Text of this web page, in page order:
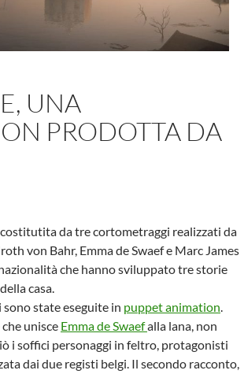
UNA
PRODOTTA DA
da tre cortometraggi realizzati da
von Bahr, Emma de Swaef e Marc James
che hanno sviluppato tre storie
casa.
state eseguite in puppet animation.
unisce Emma de Swaefalla lana, non
i soffici personaggi in feltro, protagonisti
dai due registi belgi. Il secondo racconto,